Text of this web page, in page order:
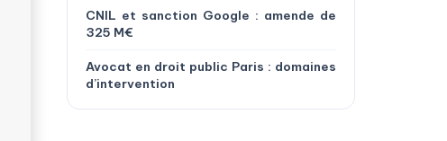
CNIL et sanction Google : amende de
325 M€
Avocat en droit public Paris : domaines
d’intervention